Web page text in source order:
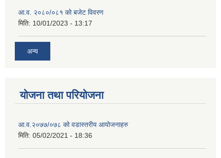
आ.व. २०८०/०८१ को बजेट विवरण
मिति: 10/01/2023 - 13:17
अन्य
योजना तथा परियोजना
आ.व.२०७७/०७८ को वडास्तरीय आयोजनाहरु
मिति: 05/02/2021 - 18:36